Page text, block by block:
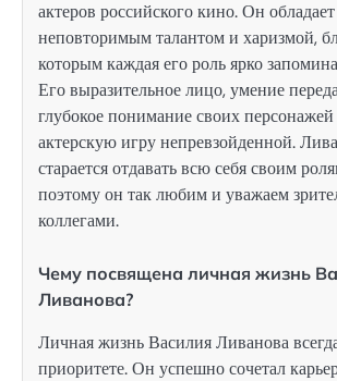
актеров российского кино. Он обладает
неповторимым талантом и харизмой,
которым каждая его роль ярко
Его выразительное лицо, умение
глубокое понимание своих
актерскую игру непревзойденной.
старается отдавать всю себя своим
поэтому он так любим и уважаем
коллегами.
Чему посвящена личная жизнь
Ливанова?
Личная жизнь Василия Ливанова
приоритете. Он успешно сочетал